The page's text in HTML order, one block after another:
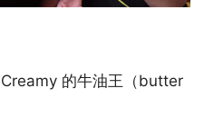
的牛油王（butter